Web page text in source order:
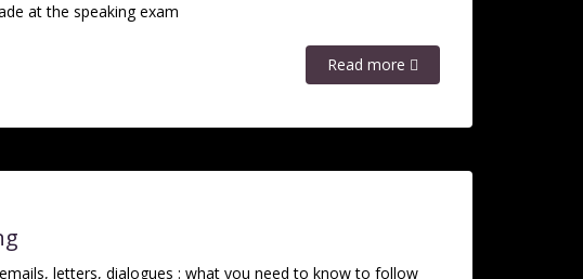
at the speaking exam
Read more
letters, dialogues : what you need to know to follow